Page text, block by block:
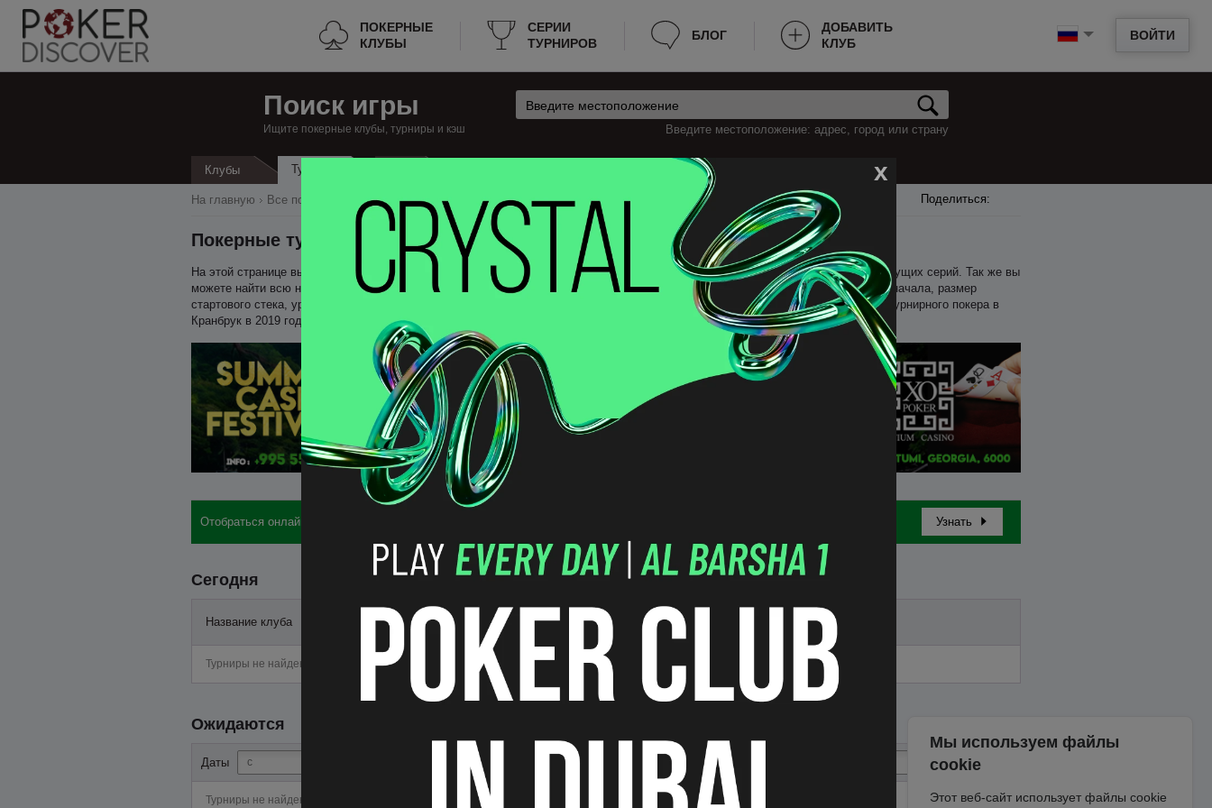
ВОЙТИ
ПОКЕРНЫЕ
КЛУБЫ
СЕРИИ
ТУРНИРОВ
БЛОГ
ДОБАВИТЬ
КЛУБ
Поиск игры
Ищите покерные клубы, турниры и кэш Введите местоположение: адрес, город или страну
Клубы Турниры x
Поделиться:
На главную Все покерные клубы Канада Кранбрук Турниры
Покерные турниры в Кранбрук
На этой странице вы можете найти все турниры по покеру в Кранбрук, которые будут проходить на этой неделе, и анонсы грядущих серий. Так же вы
можете найти всю необходимую информацию о турнирах, к примеру: расписание, место проведения, стоимость входа, время начала, размер
стартового стека, уровень блайндов, период поздней регистрации и прочее. Теперь не нужно тратить много времени на поиск турнирного покера в
Кранбрук в 2019 году, достаточно добавить эту страницу в закладки.
Отобраться онлайн: бай-ины, отели, логистика Узнать
Сегодня
Название клуба Старт
Поздняя
регистрация
Событие
Турниры не найдены
Ожидаются
Даты
Турниры не найдены
Мы используем файлы
cookie
Этот веб-сайт использует файлы cookie